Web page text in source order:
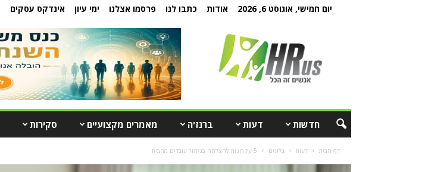
יום חמישי, אוגוסט 6, 2026 אודות כתבו לנו פרסמו אצלנו ימי עיון אינדקס עסקים
חדשות דעות ברנז'ה מאמרים מקצועיים סקירות
דף הבית דעות בלוגים 5 עקרונות להצלחה בניהול עובדים מהבית